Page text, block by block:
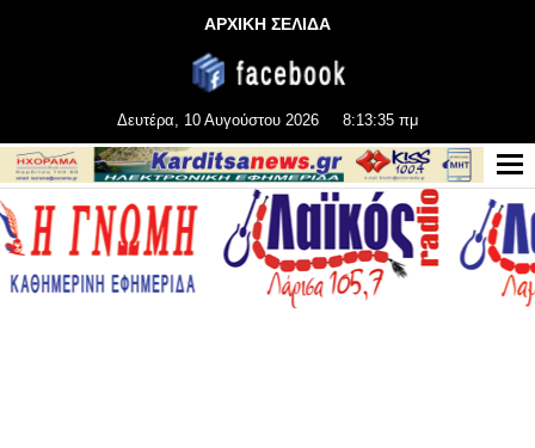
ΑΡΧΙΚΗ ΣΕΛΙΔΑ
Δευτέρα, 10 Αυγούστου 2026 8:13:35 πμ